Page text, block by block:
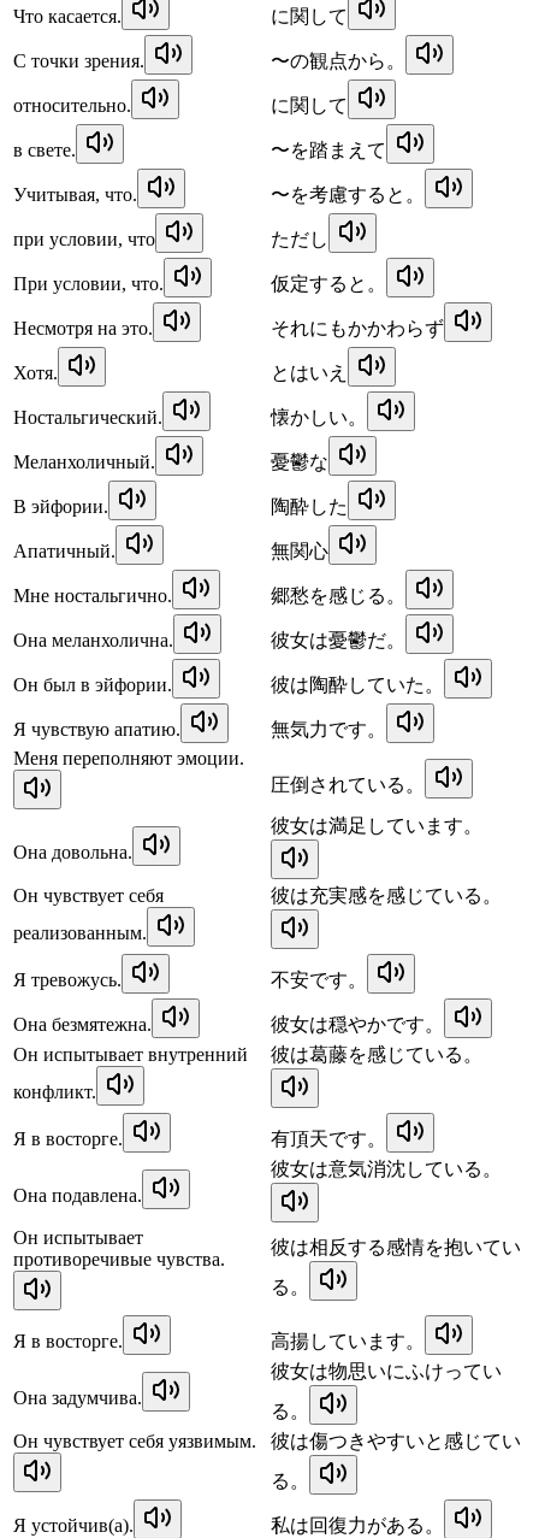
Что касается. に関して
С точки зрения. 〜の観点から。
относительно. に関して
в свете. 〜を踏まえて
Учитывая, что. 〜を考慮すると。
при условии, что ただし
При условии, что. 仮定すると。
Несмотря на это. それにもかかわらず
Хотя. とはいえ
Ностальгический. 懐かしい。
Меланхоличный. 憂鬱な
В эйфории. 陶酔した
Апатичный. 無関心
Мне ностальгично. 郷愁を感じる。
Она меланхолична. 彼女は憂鬱だ。
Он был в эйфории. 彼は陶酔していた。
Я чувствую апатию.
無気力です。
Меня переполняют эмоции.
圧倒されている。
Она довольна.
彼女は満足しています。
Он чувствует себя
реализованным.
彼は充実感を感じている。
Я тревожусь. 不安です。
Она безмятежна.
彼女は穏やかです。
Он испытывает внутренний
конфликт.
彼は葛藤を感じている。
Я в восторге. 有頂天です。
Она подавлена.
彼女は意気消沈している。
Он испытывает
противоречивые чувства.
彼は相反する感情を抱いてい
る。
Я в восторге. 高揚しています。
Она задумчива.
彼女は物思いにふけってい
る。
Он чувствует себя уязвимым.
彼は傷つきやすいと感じてい
る。
Я устойчив(а). 私は回復力がある。